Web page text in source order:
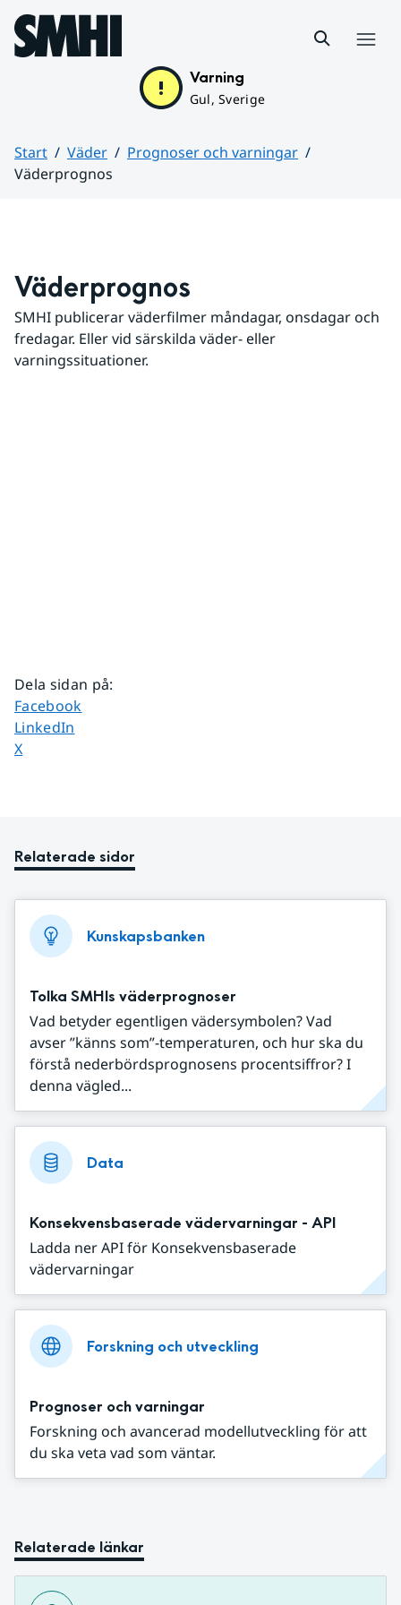
Hoppa till sidans innehåll
Varning
Gul, Sverige
Start Väder
Prognoser och varningar
Väderprognos
Väderprognos
SMHI publicerar väderfilmer måndagar, onsdagar och
fredagar. Eller vid särskilda väder- eller
varningssituationer.
Dela sidan på:
Dela sidan på
Facebook
Dela sidan på
LinkedIn
Dela sidan på
X
Relaterade sidor
Kunskapsbanken
Tolka SMHIs väderprognoser
Vad betyder egentligen vädersymbolen? Vad
avser ”känns som”-temperaturen, och hur ska du
förstå nederbördsprognosens procentsiffror? I
denna vägled...
Data
Konsekvensbaserade vädervarningar - API
Ladda ner API för Konsekvensbaserade
vädervarningar
Forskning och utveckling
Prognoser och varningar
Forskning och avancerad modellutveckling för att
du ska veta vad som väntar.
Relaterade länkar